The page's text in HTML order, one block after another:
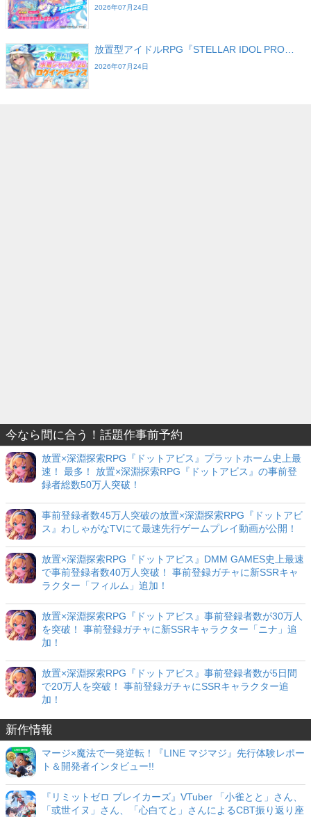
2026年07月24日
放置型アイドルRPG『STELLAR IDOL PRO…
2026年07月24日
今なら間に合う！話題作事前予約
放置×深淵探索RPG『ドットアビス』プラットホーム史上最
速！ 最多！ 放置×深淵探索RPG『ドットアビス』の事前登
録者総数50万人突破！
事前登録者数45万人突破の放置×深淵探索RPG『ドットアビ
ス』わしゃがなTVにて最速先行ゲームプレイ動画が公開！
放置×深淵探索RPG『ドットアビス』DMM GAMES史上最速
で事前登録者数40万人突破！ 事前登録ガチャに新SSRキャ
ラクター「フィルム」追加！
放置×深淵探索RPG『ドットアビス』事前登録者数が30万人
を突破！ 事前登録ガチャに新SSRキャラクター「ニナ」追
加！
放置×深淵探索RPG『ドットアビス』事前登録者数が5日間
で20万人を突破！ 事前登録ガチャにSSRキャラクター追
加！
新作情報
マージ×魔法で一発逆転！『LINE マジマジ』先行体験レポー
ト＆開発者インタビュー!!
『リミットゼロ ブレイカーズ』VTuber 「小雀とと」さん、
「或世イヌ」さん、「心白てと」さんによるCBT振り返り座